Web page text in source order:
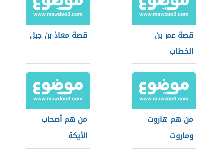
قصة عمر بن
الخطاب
قصة معاذ بن جبل
من هم هاروت
وماروت
من هم أصحاب
الأيكة